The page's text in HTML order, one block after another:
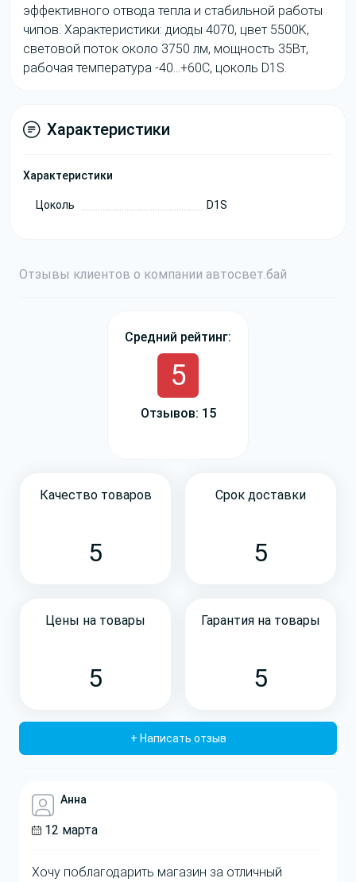
эффективного отвода тепла и стабильной работы
чипов. Характеристики: диоды 4070, цвет 5500K,
световой поток около 3750 лм, мощность 35Вт,
рабочая температура -40…+60C, цоколь D1S.
Характеристики
Характеристики
Цоколь D1S
Отзывы клиентов о компании автосвет.бай
Средний рейтинг:
5
Отзывов: 15
+ Написать отзыв
Качество товаров
5
Срок доставки
5
Цены на товары
5
Гарантия на товары
5
Анна
12 марта
Хочу поблагодарить магазин за отличный